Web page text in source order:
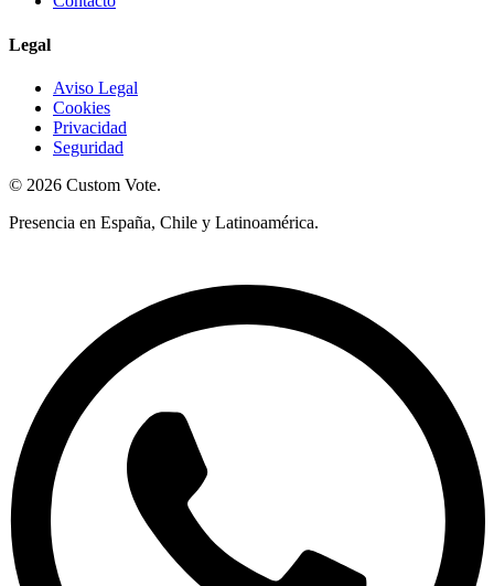
Legal
Aviso Legal
Cookies
Privacidad
Seguridad
© 2026 Custom Vote.
Presencia en España, Chile y Latinoamérica.